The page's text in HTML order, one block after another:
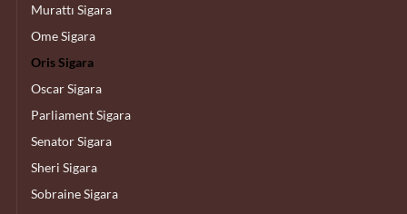
Murattı Sigara
Ome Sigara
Oris Sigara
Oscar Sigara
Parliament Sigara
Senator Sigara
Sheri Sigara
Sobraine Sigara